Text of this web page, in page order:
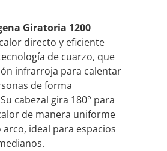
Giratoria 1200
directo y eficiente
de cuarzo, que
infrarroja para calentar
de forma
cabezal gira 180° para
de manera uniforme
ideal para espacios